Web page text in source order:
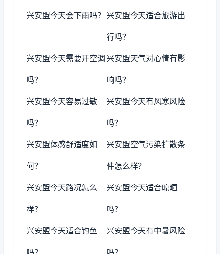
兴安盟今天会下雨吗？ 兴安盟今天适合旅游出
行吗？
兴安盟今天需要开空调
吗？
兴安盟天气对心情有影
响吗？
兴安盟今天容易过敏
吗？
兴安盟今天有风寒风险
吗？
兴安盟体感舒适度如
何？
兴安盟空气污染扩散条
件怎么样？
兴安盟今天路况怎么
样？
兴安盟今天适合晾晒
吗？
兴安盟今天适合钓鱼
吗？
兴安盟今天有中暑风险
吗？